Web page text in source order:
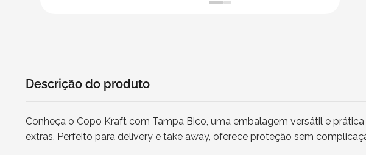
Descrição do produto
Conheça o Copo Kraft com Tampa Bico, uma embalagem versátil e
extras. Perfeito para delivery e take away, oferece proteção sem